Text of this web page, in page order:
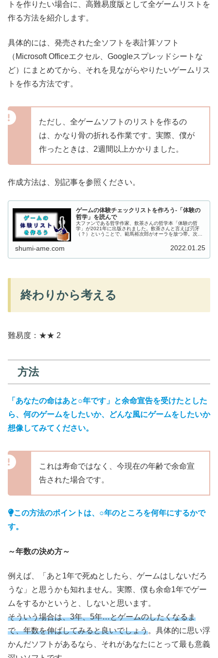
トを作りたい場合に、高難易度版として全ゲームリストを
作る方法を紹介します。
具体的には、発売された全ソフトを表計算ソフト
（Microsoft Officeエクセル、Googleスプレッドシートな
ど）にまとめてから、それを見ながらやりたいゲームリス
トを作る方法です。
ただし、全ゲームソフトのリストを作るの
は、かなり骨の折れる作業です。実際、僕が
作ったときは、2週間以上かかりました。
作成方法は、別記事を参照ください。
ゲームの体験チェックリストを作ろう-「体験の
哲学」を読んで
大ファンである哲学作家、飲茶さんの哲学本「体験の哲
学」が2021年に出版されました。飲茶さんと言えば刃牙
（？）ということで、範馬裕次郎がオーラを放つ帯。次々
shumi-ame.com 2022.01.25
終わりから考える
難易度：★★ 2
方法
「あなたの命はあと○年です」と余命宣告を受けたとした
ら、何のゲームをしたいか、どんな風にゲームをしたいか
想像してみてください。
これは寿命ではなく、今現在の年齢で余命宣
告された場合です。
この方法のポイントは、○年のところを何年にするかで
す。
～年数の決め方～
例えば、「あと1年で死ぬとしたら、ゲームはしないだろ
うな」と思うかも知れません。実際、僕も余命1年でゲー
ムをするかというと、しないと思います。
そういう場合は、3年、5年…とゲームのしたくなるま
で、年数を伸ばしてみると良いでしょう。具体的に思い浮
かんだソフトがあるなら、それがあなたにとって最も意義